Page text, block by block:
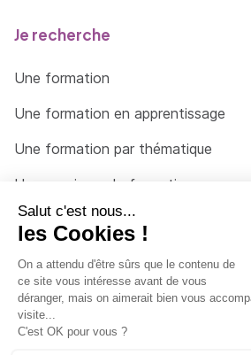
Je recherche
Une formation
Une formation en apprentissage
Une formation par thématique
Un organisme de formation
Un conseiller